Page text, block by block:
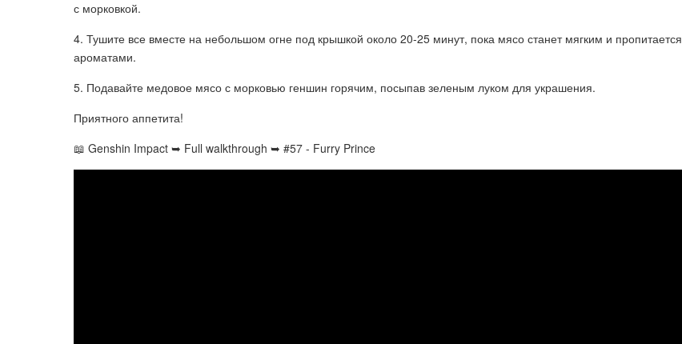
с морковкой.
4. Тушите все вместе на небольшом огне под крышкой около 20-25 минут, пока мясо станет мягким и пропитается
ароматами.
5. Подавайте медовое мясо с морковью геншин горячим, посыпав зеленым луком для украшения.
Приятного аппетита!
📖 Genshin Impact ➥ Full walkthrough ➥ #57 - Furry Prince